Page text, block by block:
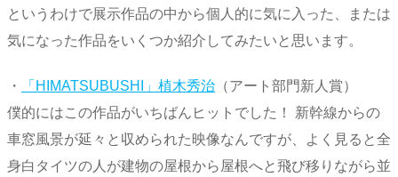
というわけで展示作品の中から個人的に気に入った、または
気になった作品をいくつか紹介してみたいと思います。
・ 「HIMATSUBUSHI」植木秀治 （アート部門新人賞）
僕的にはこの作品がいちばんヒットでした！ 新幹線からの
車窓風景が延々と収められた映像なんですが、よく見ると全
身白タイツの人が建物の屋根から屋根へと飛び移りながら並